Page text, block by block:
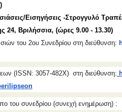
Εισηγήσεις -Στρογγυλό
24, Βριλήσσια, (ώρες 9.00 - 13.30)
του 2ου Συνεδρίου στη διεύθυνση:
(ISSN: 3057-482Χ) στη διεύθυνση:
του συνεδρίου (συνεχή ενημέρωση) :